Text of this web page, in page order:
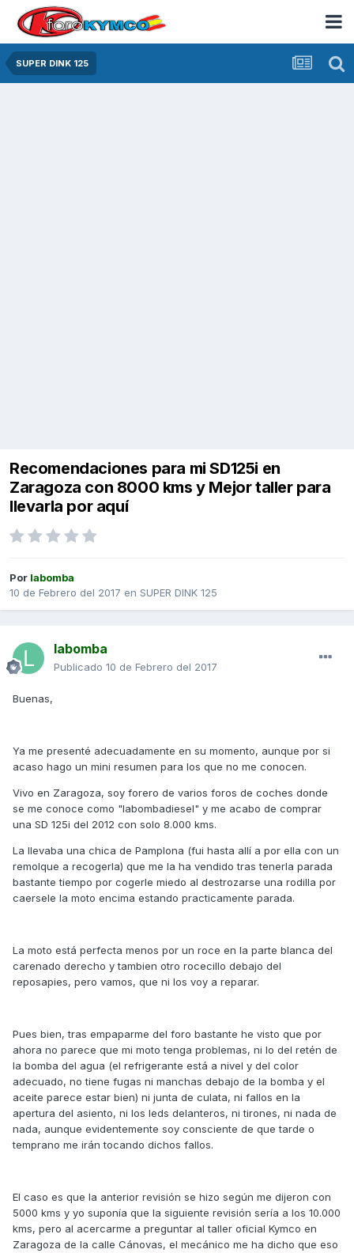
SUPER DINK 125
Recomendaciones para mi SD125i en
Zaragoza con 8000 kms y Mejor taller para
llevarla por aquí
Por labomba
10 de Febrero del 2017 en SUPER DINK 125
labomba
Publicado 10 de Febrero del 2017
Buenas,
Ya me presenté adecuadamente en su momento, aunque por si
acaso hago un mini resumen para los que no me conocen.
Vivo en Zaragoza, soy forero de varios foros de coches donde
se me conoce como "labombadiesel" y me acabo de comprar
una SD 125i del 2012 con solo 8.000 kms.
La llevaba una chica de Pamplona (fui hasta allí a por ella con un
remolque a recogerla) que me la ha vendido tras tenerla parada
bastante tiempo por cogerle miedo al destrozarse una rodilla por
caersele la moto encima estando practicamente parada.
La moto está perfecta menos por un roce en la parte blanca del
carenado derecho y tambien otro rocecillo debajo del
reposapies, pero vamos, que ni los voy a reparar.
Pues bien, tras empaparme del foro bastante he visto que por
ahora no parece que mi moto tenga problemas, ni lo del retén de
la bomba del agua (el refrigerante está a nivel y del color
adecuado, no tiene fugas ni manchas debajo de la bomba y el
aceite parece estar bien) ni junta de culata, ni fallos en la
apertura del asiento, ni los leds delanteros, ni tirones, ni nada de
nada, aunque evidentemente soy consciente de que tarde o
temprano me irán tocando dichos fallos.
El caso es que la anterior revisión se hizo según me dijeron con
5000 kms y yo suponía que la siguiente revisión sería a los 10.000
kms, pero al acercarme a preguntar al taller oficial Kymco en
Zaragoza de la calle Cánovas, el mecánico me ha dicho que eso